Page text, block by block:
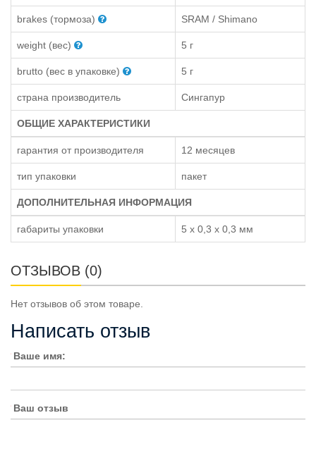
brakes (тормоза) SRAM / Shimano
weight (вес) 5 г
brutto (вес в упаковке) 5 г
страна производитель Сингапур
ОБЩИЕ ХАРАКТЕРИСТИКИ
гарантия от производителя 12 месяцев
тип упаковки пакет
ДОПОЛНИТЕЛЬНАЯ ИНФОРМАЦИЯ
габариты упаковки 5 x 0,3 x 0,3 мм
ОТЗЫВОВ (0)
Нет отзывов об этом товаре.
Написать отзыв
Ваше имя:
Ваш отзыв